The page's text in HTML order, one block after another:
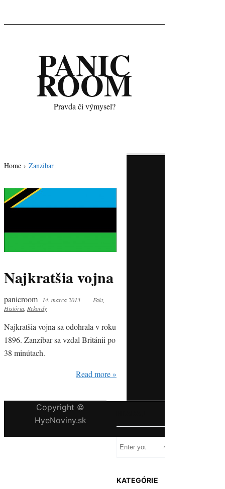
PANIC
ROOM
Pravda či výmysel?
Home › Zanzibar
Najkratšia vojna
panicroom 14. marca 2013 Fakt,
História Rekordy
Najkratšia vojna sa odohrala v roku
1896. Zanzibar sa vzdal Británii po
38 minútach.
Read more »
KATEGÓRIE
Copyright ©
HyeNoviny.sk